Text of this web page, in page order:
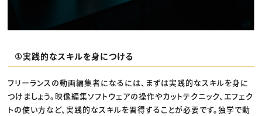
①実践的なスキルを身につける
フリーランスの動画編集者になるには、まずは実践的なスキルを身に
つけましょう。映像編集ソフトウェアの操作やカットテクニック、エフェク
トの使い方など、実践的なスキルを習得することが必要です。独学で動